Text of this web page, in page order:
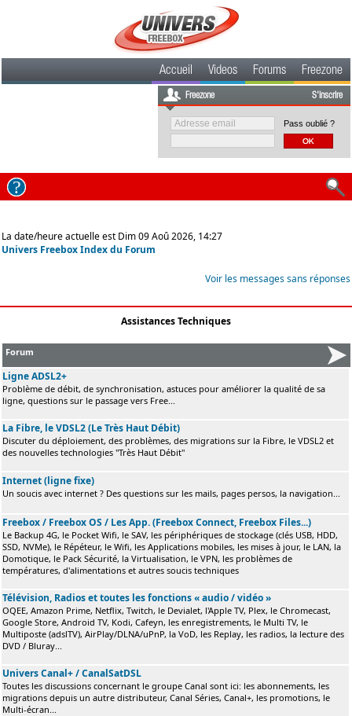
Accueil Videos Forums Freezone
Freezone S'inscrire
Pass oublié ?
La date/heure actuelle est Dim 09 Aoû 2026, 14:27
Univers Freebox Index du Forum
Voir les messages sans réponses
Assistances Techniques
Forum
Ligne ADSL2+
Problème de débit, de synchronisation, astuces pour améliorer la qualité de sa
ligne, questions sur le passage vers Free...
La Fibre, le VDSL2 (Le Très Haut Débit)
Discuter du déploiement, des problèmes, des migrations sur la Fibre, le VDSL2 et
des nouvelles technologies "Très Haut Débit"
Internet (ligne fixe)
Un soucis avec internet ? Des questions sur les mails, pages persos, la navigation...
Freebox / Freebox OS / Les App. (Freebox Connect, Freebox Files...)
Le Backup 4G, le Pocket Wifi, le SAV, les périphériques de stockage (clés USB, HDD,
SSD, NVMe), le Répéteur, le Wifi, les Applications mobiles, les mises à jour, le LAN, la
Domotique, le Pack Sécurité, la Virtualisation, le VPN, les problèmes de
températures, d'alimentations et autres soucis techniques
Télévision, Radios et toutes les fonctions « audio / vidéo »
OQEE, Amazon Prime, Netflix, Twitch, le Devialet, l'Apple TV, Plex, le Chromecast,
Google Store, Android TV, Kodi, Cafeyn, les enregistrements, le Multi TV, le
Multiposte (adslTV), AirPlay/DLNA/uPnP, la VoD, les Replay, les radios, la lecture des
DVD / Bluray...
Univers Canal+ / CanalSatDSL
Toutes les discussions concernant le groupe Canal sont ici: les abonnements, les
migrations depuis un autre distributeur, Canal Séries, Canal+, les promotions, le
Multi-écran...